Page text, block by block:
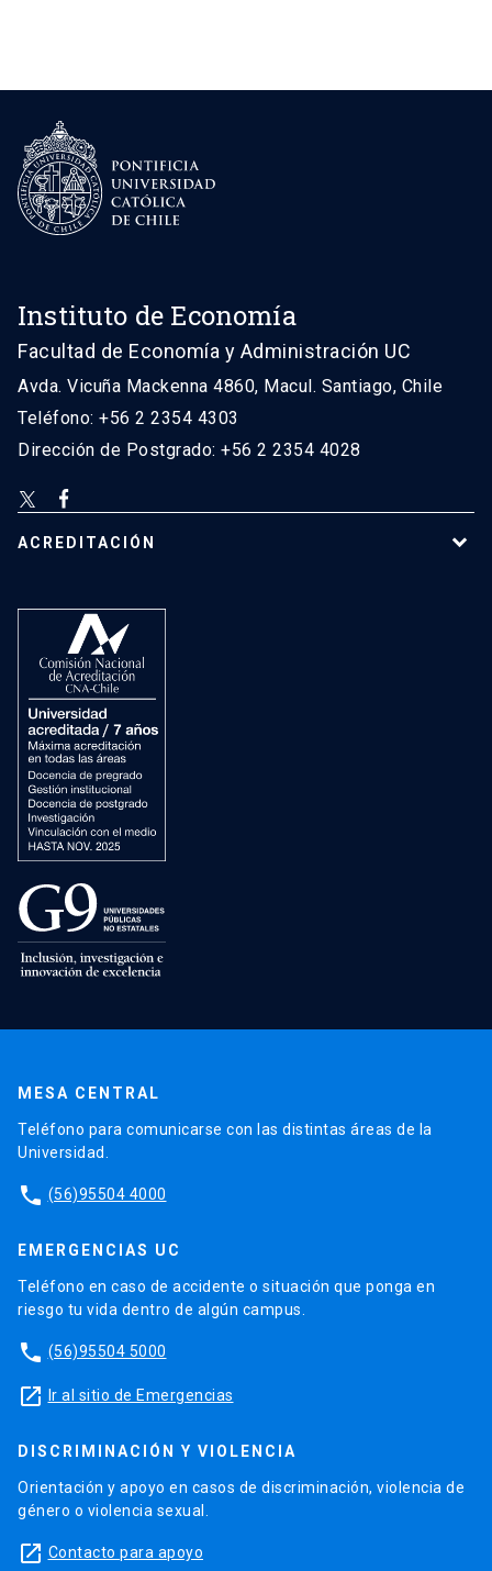
Instituto de Economía
Facultad de Economía y Administración UC
Avda. Vicuña Mackenna 4860, Macul. Santiago, Chile
Teléfono: +56 2 2354 4303
Dirección de Postgrado: +56 2 2354 4028
ACREDITACIÓN
MESA CENTRAL
Teléfono para comunicarse con las distintas áreas de la
Universidad.
phone (56)95504 4000
EMERGENCIAS UC
Teléfono en caso de accidente o situación que ponga en
riesgo tu vida dentro de algún campus.
phone (56)95504 5000
launch Ir al sitio de Emergencias
DISCRIMINACIÓN Y VIOLENCIA
Orientación y apoyo en casos de discriminación, violencia de
género o violencia sexual.
launch Contacto para apoyo